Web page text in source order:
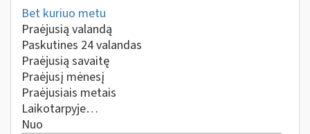
Bet kuriuo metu
Praėjusią valandą
Paskutines 24 valandas
Praėjusią savaitę
Praėjusį mėnesį
Praėjusiais metais
Laikotarpyje…
Nuo